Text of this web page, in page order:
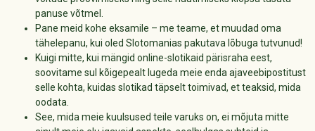
panuse võtmel.
Pane meid kohe eksamile – me teame, et muudad oma
tähelepanu, kui oled Slotomanias pakutava lõbuga tutvunud!
Kuigi mitte, kui mängid online-slotikaid pärisraha eest,
soovitame sul kõigepealt lugeda meie enda ajaveebipostitust
selle kohta, kuidas slotikad täpselt toimivad, et teaksid, mida
oodata.
See, mida meie kuulsused teile varuks on, ei mõjuta mitte